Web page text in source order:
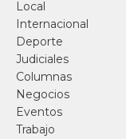
Local
Internacional
Deporte
Judiciales
Columnas
Negocios
Eventos
Trabajo